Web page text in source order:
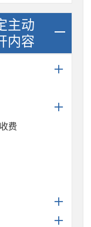
主动
内容
费